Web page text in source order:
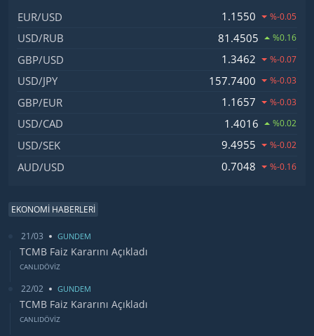
İsim, Kod
EUR/USD 1.1550 %-0.05
USD/RUB 81.4505 %0.16
GBP/USD 1.3462 %-0.07
USD/JPY 157.7400 %-0.03
GBP/EUR 1.1657 %-0.03
USD/CAD 1.4016 %0.02
USD/SEK 9.4955 %-0.02
AUD/USD 0.7048 %-0.16
EKONOMİ HABERLERİ
21/03 GUNDEM
TCMB Faiz Kararını Açıkladı
CANLIDÖVİZ
22/02 GUNDEM
TCMB Faiz Kararını Açıkladı
CANLIDÖVİZ